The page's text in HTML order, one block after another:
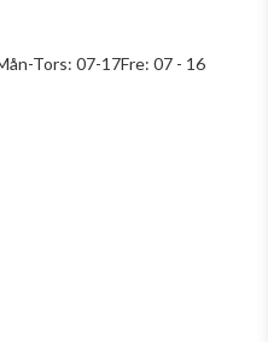
Tors: 07-17Fre: 07 - 16